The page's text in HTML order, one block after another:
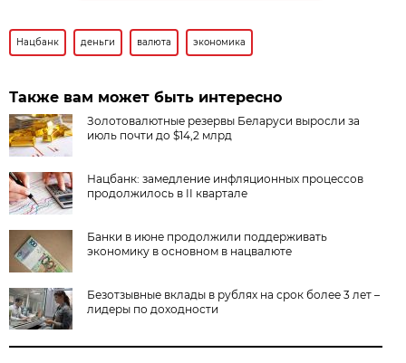
Нацбанк деньги валюта экономика
Также вам может быть интересно
Золотовалютные резервы Беларуси выросли за
июль почти до $14,2 млрд
Нацбанк: замедление инфляционных процессов
продолжилось в II квартале
Банки в июне продолжили поддерживать
экономику в основном в нацвалюте
Безотзывные вклады в рублях на срок более 3 лет –
лидеры по доходности